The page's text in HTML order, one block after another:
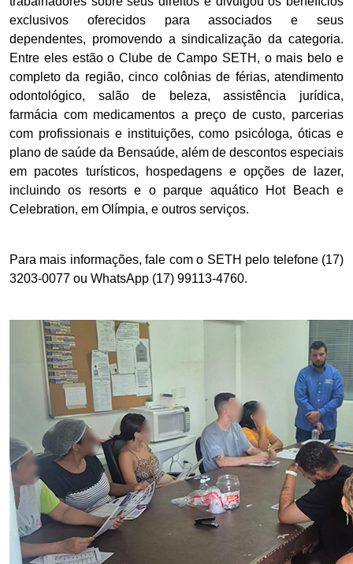
exclusivos oferecidos para associados e seus
dependentes, promovendo a sindicalização da categoria.
Entre eles estão o Clube de Campo SETH, o mais belo e
completo da região, cinco colônias de férias, atendimento
odontológico, salão de beleza, assistência jurídica,
farmácia com medicamentos a preço de custo, parcerias
com profissionais e instituições, como psicóloga, óticas e
plano de saúde da Bensaúde, além de descontos especiais
em pacotes turísticos, hospedagens e opções de lazer,
incluindo os resorts e o parque aquático Hot Beach e
Celebration, em Olímpia, e outros serviços.
Para mais informações, fale com o SETH pelo telefone (17)
3203-0077 ou WhatsApp (17) 99113-4760.